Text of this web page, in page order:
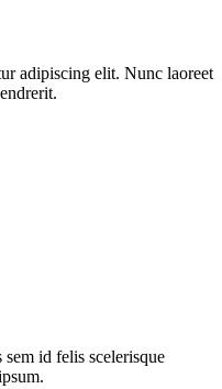
adipiscing elit. Nunc laoreet
sem id felis scelerisque